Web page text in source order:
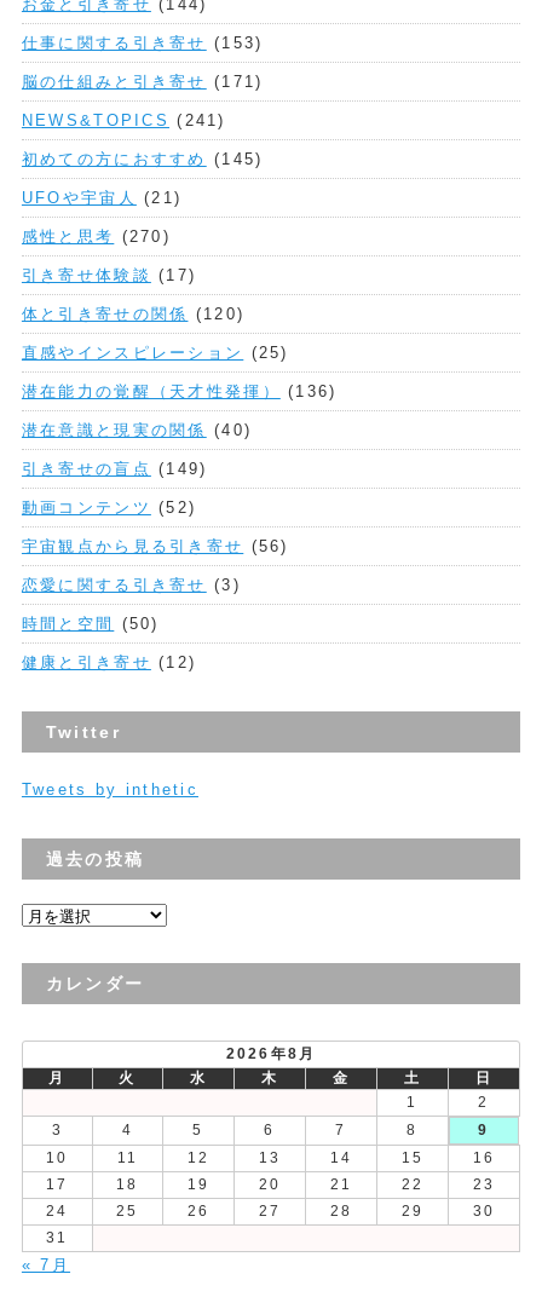
お金と引き寄せ (144)
仕事に関する引き寄せ (153)
脳の仕組みと引き寄せ (171)
NEWS&TOPICS (241)
初めての方におすすめ (145)
UFOや宇宙人 (21)
感性と思考 (270)
引き寄せ体験談 (17)
体と引き寄せの関係 (120)
直感やインスピレーション (25)
潜在能力の覚醒（天才性発揮） (136)
潜在意識と現実の関係 (40)
引き寄せの盲点 (149)
動画コンテンツ (52)
宇宙観点から見る引き寄せ (56)
恋愛に関する引き寄せ (3)
時間と空間 (50)
健康と引き寄せ (12)
Twitter
Tweets by inthetic
過去の投稿
過
の
カレンダー
2026年8月
月
火 水 木 金 土
日
1
2
3
4 5 6 7 8
9
10
11 12 13 14 15
16
17
18 19 20 21 22
23
24
25 26 27 28 29
30
31
« 7月